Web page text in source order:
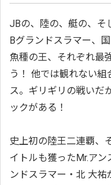
JBの、陸の、艇の、そ
Bグランドスラマー、
魚種の王、それぞれ最
う！ 他では観れない
ス。ギリギリの戦いだ
ックがある！
史上初の陸王二連覇、
イトルも獲ったMr.ア
ンドスラマー・北 大